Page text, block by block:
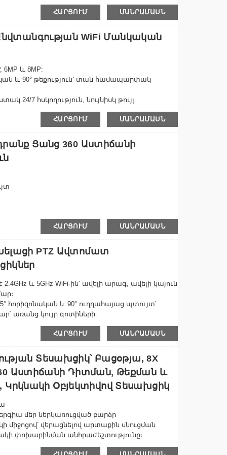
PAN-TILT, ԳԻՇԵՐԱՅԻՆ ՏԵՍՈՂՈՒԹՅՈՒՆ,
հիշողության քարտի կիրառում...
ՀԱՐՑՈՒՄ ՄԱՆՐԱՄԱՍՆ
WiFi Մանկական
6MP և 8MP:
և 90° թեքություն՝ տան համապարփակ
24/7 հսկողություն, նույնիսկ թույլ
– արհեստական բանականության
Tuya հավելվածի միջոցով
ՀԱՐՑՈՒՄ ՄԱՆՐԱՄԱՍՆ
Ցանց 360 Աստիճանի
128G TF քարտի պահեստին
ՀԱՐՑՈՒՄ ՄԱՆՐԱՄԱՍՆ
PTZ Ավտոմատ
և 5GHz WiFi-ին՝ ավելի արագ, ավելի կայուն
հորիզոնական և 90° ուղղահայաց պտույտ՝
առանց կույր գոտիների:
մինչև 10 մետր հեռավորության վրա՝
և բարձրախոս՝ ձեր երեխայի կամ
ՀԱՐՑՈՒՄ ՄԱՆՐԱՄԱՍՆ
Տեսախցիկ՝ Բացօթյա, 8X
Աստիճանի Դիտման, Թեքման ԵՒ
Օբյեկտիվով Տեսախցիկ
մեր ներկառուցված բարձր
վերացնելով արտաքին սնուցման
փոխարինման անհրաժեշտությունը։